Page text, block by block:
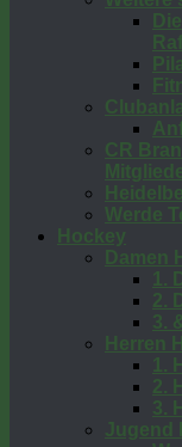
CR
Werde
Hockey
Damen
1.
2.
3.
Herren
1.
2.
3.
Jugend